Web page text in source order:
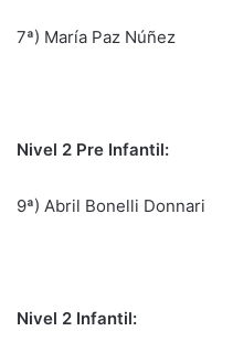
7ª) María Paz Núñez
Nivel 2 Pre Infantil:
9ª) Abril Bonelli Donnari
Nivel 2 Infantil: